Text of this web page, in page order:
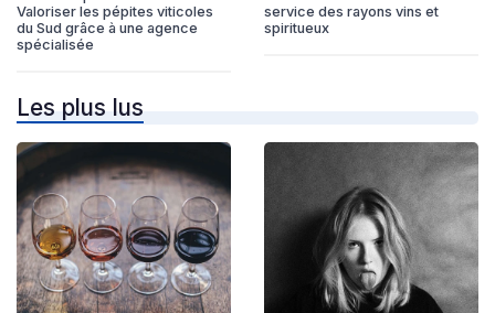
Valoriser les pépites viticoles
du Sud grâce à une agence
spécialisée
service des rayons vins et
spiritueux
Les plus lus